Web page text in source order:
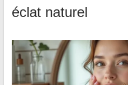
éclat naturel